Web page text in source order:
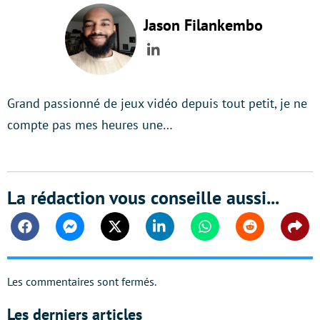
Jason Filankembo
LinkedIn
Grand passionné de jeux vidéo depuis tout petit, je ne
compte pas mes heures une…
La rédaction vous conseille aussi...
FacebookMessengerTwitter Linkedin WhatsappReddit
Les commentaires sont fermés.
Les derniers articles